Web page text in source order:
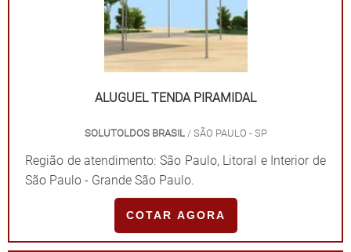
ALUGUEL TENDA PIRAMIDAL
SOLUTOLDOS BRASIL/ SÃO PAULO - SP
Região de atendimento: São Paulo, Litoral e Interior de
São Paulo - Grande São Paulo.
COTAR AGORA